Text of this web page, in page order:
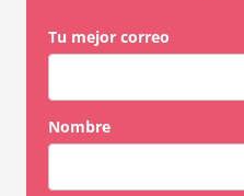
Tu mejor correo
Nombre